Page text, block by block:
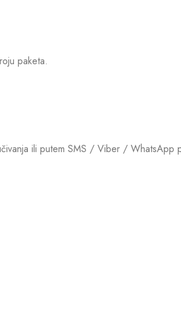
paketa.
ili putem SMS / Viber / WhatsApp